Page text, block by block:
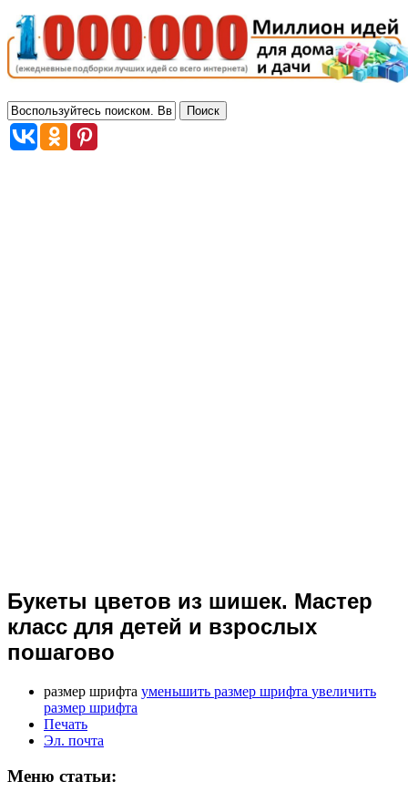
Букеты цветов из шишек. Мастер
класс для детей и взрослых
пошагово
размер шрифта уменьшить размер шрифта увеличить
размер шрифта
Печать
Эл. почта
Меню статьи: